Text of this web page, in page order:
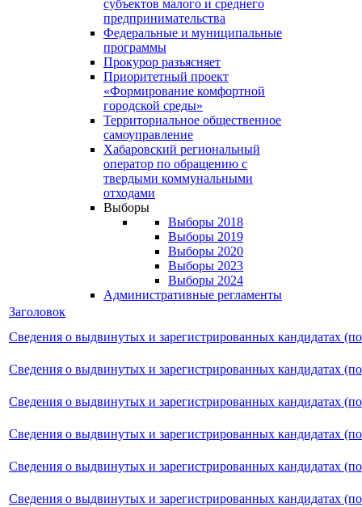
субъектов малого и среднего
предпринимательства
Федеральные и муниципальные
программы
Прокурор разъясняет
Приоритетный проект
«Формирование комфортной
городской среды»
Территориальное общественное
самоуправление
Хабаровский региональный
оператор по обращению с
твердыми коммунальными
отходами
Выборы
Выборы 2018
Выборы 2019
Выборы 2020
Выборы 2023
Выборы 2024
Административные регламенты
Заголовок
Сведения о выдвинутых и зарегистрированных кандидатах
Сведения о выдвинутых и зарегистрированных кандидатах
Сведения о выдвинутых и зарегистрированных кандидатах
Сведения о выдвинутых и зарегистрированных кандидатах
Сведения о выдвинутых и зарегистрированных кандидатах
Сведения о выдвинутых и зарегистрированных кандидатах